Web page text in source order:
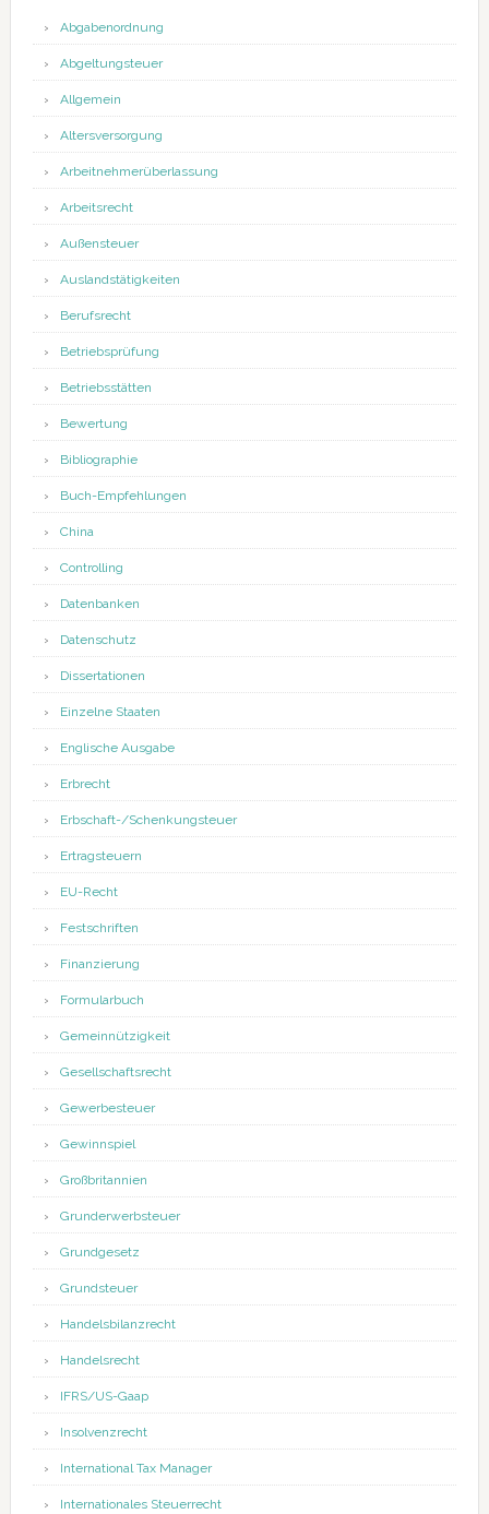
Abgabenordnung
Abgeltungsteuer
Allgemein
Altersversorgung
Arbeitnehmerüberlassung
Arbeitsrecht
Außensteuer
Auslandstätigkeiten
Berufsrecht
Betriebsprüfung
Betriebsstätten
Bewertung
Bibliographie
Buch-Empfehlungen
China
Controlling
Datenbanken
Datenschutz
Dissertationen
Einzelne Staaten
Englische Ausgabe
Erbrecht
Erbschaft-/Schenkungsteuer
Ertragsteuern
EU-Recht
Festschriften
Finanzierung
Formularbuch
Gemeinnützigkeit
Gesellschaftsrecht
Gewerbesteuer
Gewinnspiel
Großbritannien
Grunderwerbsteuer
Grundgesetz
Grundsteuer
Handelsbilanzrecht
Handelsrecht
IFRS/US-Gaap
Insolvenzrecht
International Tax Manager
Internationales Steuerrecht